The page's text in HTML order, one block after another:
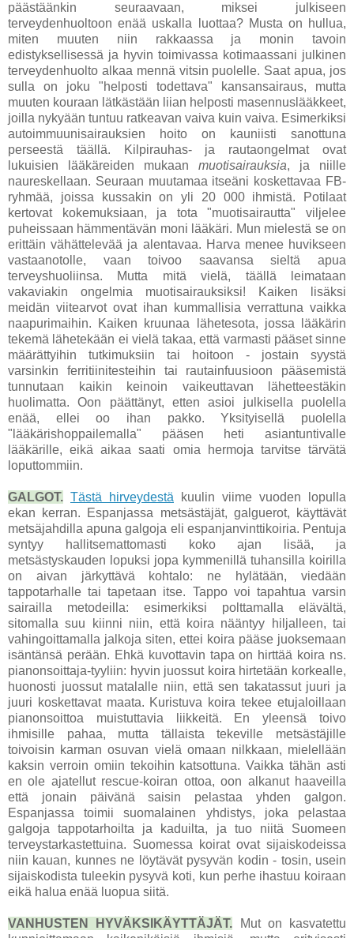
päästäänkin seuraavaan, miksei julkiseen
terveydenhuoltoon enää uskalla luottaa? Musta on hullua,
miten muuten niin rakkaassa ja monin tavoin
edistyksellisessä ja hyvin toimivassa kotimaassani julkinen
terveydenhuolto alkaa mennä vitsin puolelle. Saat apua, jos
sulla on joku "helposti todettava" kansansairaus, mutta
muuten kouraan lätkästään liian helposti masennuslääkkeet,
joilla nykyään tuntuu ratkeavan vaiva kuin vaiva. Esimerkiksi
autoimmuunisairauksien hoito on kauniisti sanottuna
perseestä täällä. Kilpirauhas- ja rautaongelmat ovat
lukuisien lääkäreiden mukaan muotisairauksia, ja niille
naureskellaan. Seuraan muutamaa itseäni koskettavaa FB-
ryhmää, joissa kussakin on yli 20 000 ihmistä. Potilaat
kertovat kokemuksiaan, ja tota "muotisairautta" viljelee
puheissaan hämmentävän moni lääkäri. Mun mielestä se on
erittäin vähättelevää ja alentavaa. Harva menee huvikseen
vastaanotolle, vaan toivoo saavansa sieltä apua
terveyshuoliinsa. Mutta mitä vielä, täällä leimataan
vakaviakin ongelmia muotisairauksiksi! Kaiken lisäksi
meidän viitearvot ovat ihan kummallisia verrattuna vaikka
naapurimaihin. Kaiken kruunaa lähetesota, jossa lääkärin
tekemä lähetekään ei vielä takaa, että varmasti pääset sinne
määrättyihin tutkimuksiin tai hoitoon - jostain syystä
varsinkin ferritiinitesteihin tai rautainfuusioon pääsemistä
tunnutaan kaikin keinoin vaikeuttavan lähetteestäkin
huolimatta. Oon päättänyt, etten asioi julkisella puolella
enää, ellei oo ihan pakko. Yksityisellä puolella
"lääkärishoppailemalla" pääsen heti asiantuntivalle
lääkärille, eikä aikaa saati omia hermoja tarvitse tärvätä
loputtommiin.
GALGOT. Tästä hirveydestä kuulin viime vuoden lopulla
ekan kerran. Espanjassa metsästäjät, galguerot, käyttävät
metsäjahdilla apuna galgoja eli espanjanvinttikoiria. Pentuja
syntyy hallitsemattomasti koko ajan lisää, ja
metsästyskauden lopuksi jopa kymmenillä tuhansilla koirilla
on aivan järkyttävä kohtalo: ne hylätään, viedään
tappotarhalle tai tapetaan itse. Tappo voi tapahtua varsin
sairailla metodeilla: esimerkiksi polttamalla elävältä,
sitomalla suu kiinni niin, että koira nääntyy hiljalleen, tai
vahingoittamalla jalkoja siten, ettei koira pääse juoksemaan
isäntänsä perään. Ehkä kuvottavin tapa on hirttää koira ns.
pianonsoittaja-tyyliin: hyvin juossut koira hirtetään korkealle,
huonosti juossut matalalle niin, että sen takatassut juuri ja
juuri koskettavat maata. Kuristuva koira tekee etujaloillaan
pianonsoittoa muistuttavia liikkeitä. En yleensä toivo
ihmisille pahaa, mutta tällaista tekeville metsästäjille
toivoisin karman osuvan vielä omaan nilkkaan, mielellään
kaksin verroin omiin tekoihin katsottuna. Vaikka tähän asti
en ole ajatellut rescue-koiran ottoa, oon alkanut haaveilla
että jonain päivänä saisin pelastaa yhden galgon.
Espanjassa toimii suomalainen yhdistys, joka pelastaa
galgoja tappotarhoilta ja kaduilta, ja tuo niitä Suomeen
terveystarkastettuina. Suomessa koirat ovat sijaiskodeissa
niin kauan, kunnes ne löytävät pysyvän kodin - tosin, usein
sijaiskodista tuleekin pysyvä koti, kun perhe ihastuu koiraan
eikä halua enää luopua siitä.
VANHUSTEN HYVÄKSIKÄYTTÄJÄT. Mut on kasvatettu